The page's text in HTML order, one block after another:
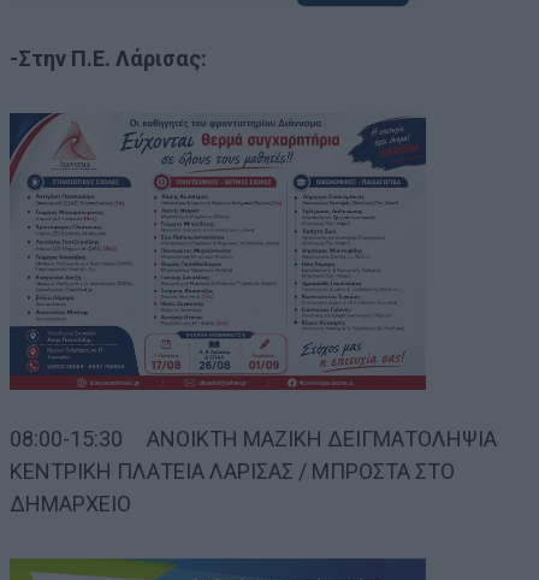
-Στην Π.Ε. Λάρισας:
08:00-15:30 ΑΝΟΙΚΤΗ ΜΑΖΙΚΗ ΔΕΙΓΜΑΤΟΛΗΨΙΑ
ΚΕΝΤΡΙΚΗ ΠΛΑΤΕΙΑ ΛΑΡΙΣΑΣ / ΜΠΡΟΣΤΑ ΣΤΟ
ΔΗΜΑΡΧΕΙΟ